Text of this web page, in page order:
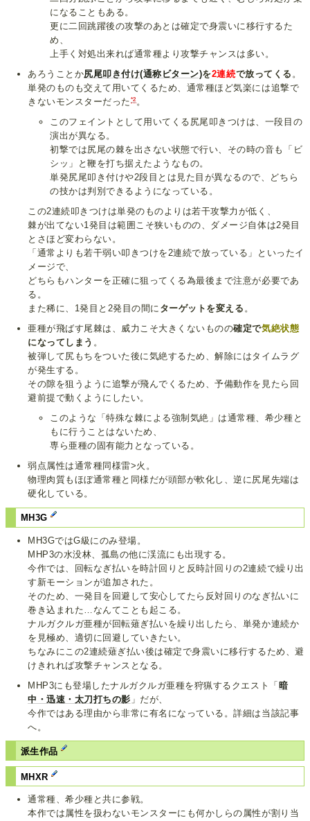
になることもある。
更に二回跳躍後の攻撃のあとは確定で身震いに移行するた
め、
上手く対処出来れば通常種より攻撃チャンスは多い。
あろうことか尻尾叩き付け(通称ビターン)を2連続で放ってくる 。
単発のものも交えて用いてくるため、通常種ほど気楽には追撃で
きないモンスターだった *2。
このフェイントとして用いてくる尻尾叩きつけは、一段目の
演出が異なる。
初撃では尻尾の棘を出さない状態で行い、その時の音も「ビ
シッ」と鞭を打ち据えたようなもの。
単発尻尾叩き付けや2段目とは見た目が異なるので、どちら
の技かは判別できるようになっている。
この2連続叩きつけは単発のものよりは若干攻撃力が低く、
棘が出てない1発目は範囲こそ狭いものの、ダメージ自体は2発目
とさほど変わらない。
「通常よりも若干弱い叩きつけを2連続で放っている」といったイ
メージで、
どちらもハンターを正確に狙ってくる為最後まで注意が必要であ
る。
また稀に、1発目と2発目の間に ターゲットを変える 。
亜種が飛ばす尾棘は、威力こそ大きくないものの確定で気絶状態
になってしまう 。
被弾して尻もちをついた後に気絶するため、解除にはタイムラグ
が発生する。
その隙を狙うように追撃が飛んでくるため、予備動作を見たら回
避前提で動くようにしたい。
このような「特殊な棘による強制気絶」は通常種、希少種と
もに行うことはないため、
専ら亜種の固有能力となっている。
弱点属性は通常種同様雷>火。
物理肉質もほぼ通常種と同様だが頭部が軟化し、逆に尻尾先端は
硬化している。
MH3G
MH3GではG級にのみ登場。
MHP3の水没林、孤島の他に渓流にも出現する。
今作では、回転なぎ払いを時計回りと反時計回りの2連続で繰り出
す新モーションが追加された。
そのため、一発目を回避して安心してたら反対回りのなぎ払いに
巻き込まれた…なんてことも起こる。
ナルガクルガ亜種が回転薙ぎ払いを繰り出したら、単発か連続か
を見極め、適切に回避していきたい。
ちなみにこの2連続薙ぎ払い後は確定で身震いに移行するため、避
けきれれば攻撃チャンスとなる。
MHP3にも登場したナルガクルガ亜種を狩猟するクエスト「 暗
中・迅速・太刀打ちの影 」だが、
今作ではある理由から非常に有名になっている。詳細は当該記事
へ。
派生作品
MHXR
通常種、希少種と共に参戦。
本作では属性を扱わないモンスターにも何かしらの属性が割り当